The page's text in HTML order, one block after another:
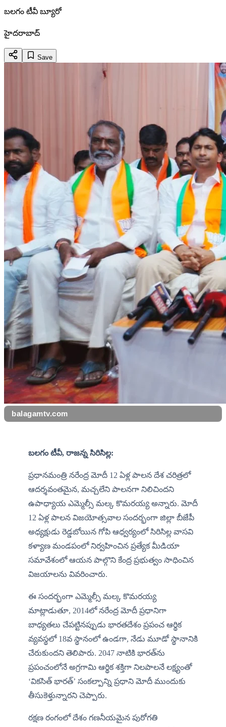
బలగం టీవీ బ్యూరో
హైదరాబాద్
Save
balagamtv.com
బలగం టీవీ, రాజన్న సిరిసిల్ల:
ప్రధానమంత్రి నరేంద్ర మోదీ 12 ఏళ్ల పాలన దేశ చరిత్రలో
ఆదర్శవంతమైన, మచ్చలేని పాలనగా నిలిచిందని
ఉపాధ్యాయ ఎమ్మెల్సీ మల్క కొమరయ్య అన్నారు. మోదీ
12 ఏళ్ల పాలన విజయోత్సవాల సందర్భంగా జిల్లా బీజేపీ
అధ్యక్షుడు రెడ్డబోయిన గోపి ఆధ్వర్యంలో సిరిసిల్ల వాసవి
కళ్యాణ మండపంలో నిర్వహించిన ప్రత్యేక మీడియా
సమావేశంలో ఆయన పాల్గొని కేంద్ర ప్రభుత్వం సాధించిన
విజయాలను వివరించారు.
ఈ సందర్భంగా ఎమ్మెల్సీ మల్క కొమరయ్య
మాట్లాడుతూ, 2014లో నరేంద్ర మోదీ ప్రధానిగా
బాధ్యతలు చేపట్టినప్పుడు భారతదేశం ప్రపంచ ఆర్థిక
వ్యవస్థలో 18వ స్థానంలో ఉండగా, నేడు మూడో స్థానానికి
చేరుకుందని తెలిపారు. 2047 నాటికి భారత్‌ను
ప్రపంచంలోనే అగ్రగామి ఆర్థిక శక్తిగా నిలపాలనే లక్ష్యంతో
‘వికసిత్ భారత్’ సంకల్పాన్ని ప్రధాని మోదీ ముందుకు
తీసుకెళ్తున్నారని చెప్పారు.
రక్షణ రంగంలో దేశం గణనీయమైన పురోగతి